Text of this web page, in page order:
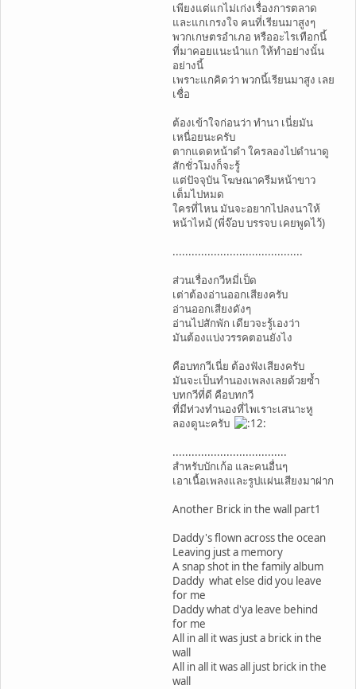
เพียงแต่แกไม่เก่งเรื่องการตลาด
และแกเกรงใจ คนที่เรียนมาสูงๆ
พวกเกษตรอำเภอ หรืออะไรเทือกนี้
ที่มาคอยแนะนำแก ให้ทำอย่างนั้น
อย่างนี้
เพราะแกคิดว่า พวกนี้เรียนมาสูง เลย
เชื่อ
ต้องเข้าใจก่อนว่า ทำนา เนี่ยมัน
เหนื่อยนะครับ
ตากแดดหน้าดำ ใครลองไปดำนาดู
สักชั่วโมงก็จะรู้
แต่ปัจจุบัน โฆษณาครีมหน้าขาว
เต็มไปหมด
ใครที่ไหน มันจะอยากไปลงนาให้
หน้าไหม้ (พี่จ๊อบ บรรจบ เคยพูดไว้)
.........................................
ส่วนเรื่องกวีหมี่เป็ด
เต่าต้องอ่านออกเสียงครับ
อ่านออกเสียงดังๆ
อ่านไปสักพัก เดียวจะรู้เองว่า
มันต้องแบ่งวรรคตอนยังไง
คือบทกวีเนี่ย ต้องฟังเสียงครับ
มันจะเป็นทำนองเพลงเลยด้วยซ้ำ
บทกวีที่ดี คือบทกวี
ที่มีท่วงทำนองที่ไพเราะเสนาะหู
ลองดูนะครับ
....................................
สำหรับบักเก้อ และคนอื่นๆ
เอาเนื้อเพลงและรูปแผ่นเสียงมาฝาก
Another Brick in the wall part1
Daddy's flown across the ocean
Leaving just a memory
A snap shot in the family album
Daddy what else did you leave
for me
Daddy what d'ya leave behind
for me
All in all it was just a brick in the
wall
All in all it was all just brick in the
wall